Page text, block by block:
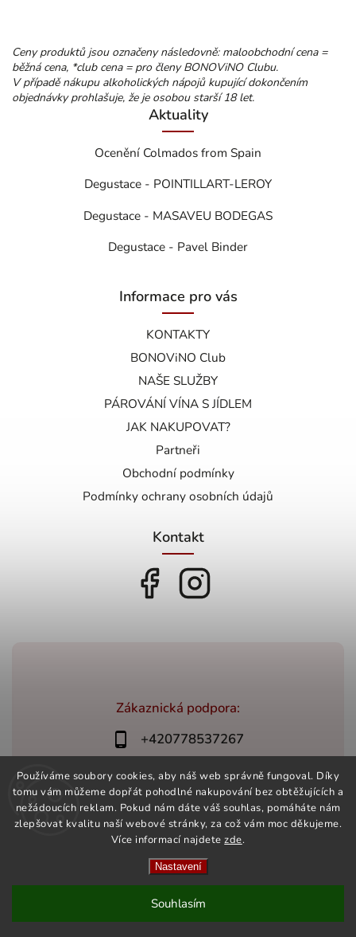
Používáme soubory cookies, aby náš web správně fungoval. Díky
tomu vám můžeme dopřát pohodlné nakupování bez obtěžujících a
nežádoucích reklam. Pokud nám dáte váš souhlas, pomáháte nám
zlepšovat kvalitu naší webové stránky, za což vám moc děkujeme.
Více informací najdetezde.
Nastavení
Souhlasím
OTEVŘENO PO - PÁ, 10:00 - 16:00
Ceny produktů jsou označeny následovně: maloobchodní cena =
běžná cena, *club cena = pro členy BONOViNO Clubu.
V případě nákupu alkoholických nápojů kupující dokončením
objednávky prohlašuje, že je osobou starší 18 let.
Zákaznická podpora:
+420778537267
bonovino@bonovino.cz
Aktuality
Ocenění Colmados from Spain
Degustace - POINTILLART-LEROY
Degustace - MASAVEU BODEGAS
Degustace - Pavel Binder
Informace pro vás
KONTAKTY
BONOViNO Club
NAŠE SLUŽBY
PÁROVÁNÍ VÍNA S JÍDLEM
JAK NAKUPOVAT?
Partneři
Obchodní podmínky
Podmínky ochrany osobních údajů
Kontakt
Copyright 2026BonoVino.cz. Všechna práva vyhrazena.
VytvořilShoptet| Design